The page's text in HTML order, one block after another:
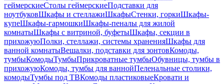
геймерскиеСтолы геймерскиеПодставки для
ноутбуковШкафы и стеллажиШкафыСтенки, горкиШкафы-
купеШкафы-гармошкиШкафы-пеналы для жилой
комнатыШкафы с витриной, буфетыШкафы, секции в
прихожуюПолки, стеллажи, системы храненияШкафы для
ванной комнатыВешалки, подставки для зонтовКомоды,
тумбыКомодыТумбыПрикроватные тумбыОбувницы, тумбы в
прихожуюКомоды, тумбы для ваннойПеленальные столики,
комодыТумбы под ТВКомоды пластиковыеКровати и